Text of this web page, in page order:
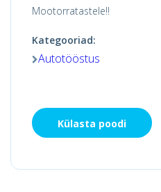
Mootorratastele!!
Kategooriad:
Autotööstus
Külasta poodi